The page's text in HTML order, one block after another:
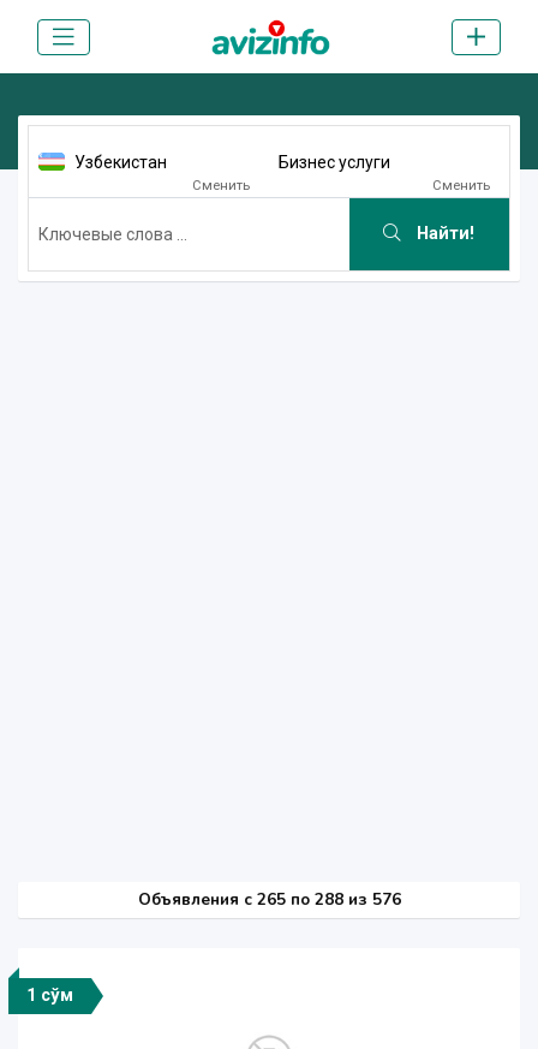
Узбекистан
Сменить
Бизнес услуги
Сменить
Найти!
Объявления c 265 по 288 из 576
1 сўм